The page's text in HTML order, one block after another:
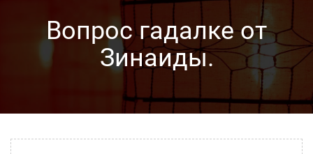
Вопрос гадалке от
Зинаиды.